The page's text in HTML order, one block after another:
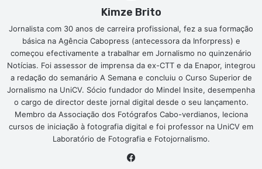
Kimze Brito
Jornalista com 30 anos de carreira profissional, fez a sua formação
básica na Agência Cabopress (antecessora da Inforpress) e
começou efectivamente a trabalhar em Jornalismo no quinzenário
Notícias. Foi assessor de imprensa da ex-CTT e da Enapor, integrou
a redação do semanário A Semana e concluiu o Curso Superior de
Jornalismo na UniCV. Sócio fundador do Mindel Insite, desempenha
o cargo de director deste jornal digital desde o seu lançamento.
Membro da Associação dos Fotógrafos Cabo-verdianos, leciona
cursos de iniciação à fotografia digital e foi professor na UniCV em
Laboratório de Fotografia e Fotojornalismo.